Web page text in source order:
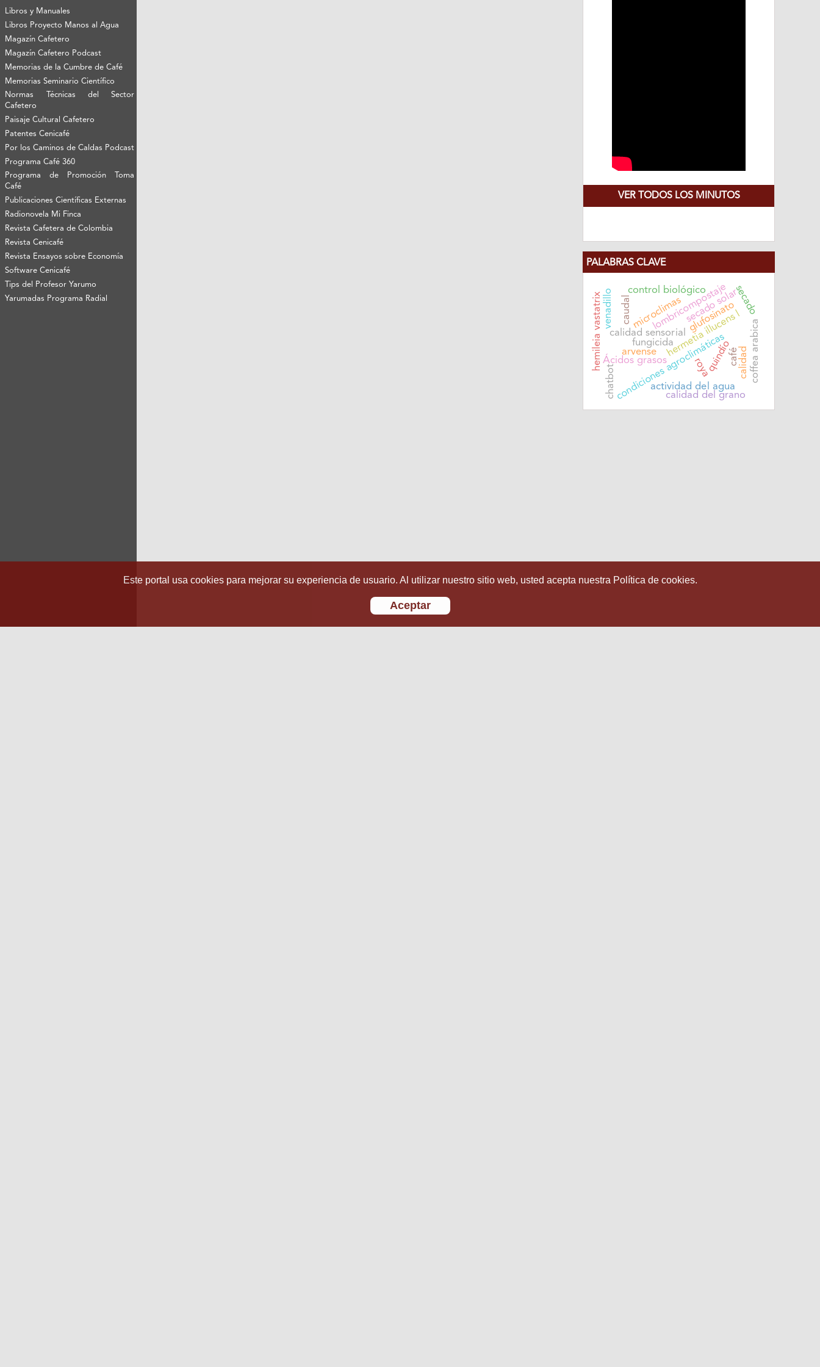
Libros y Manuales
Libros Proyecto Manos al Agua
Magazín Cafetero
Magazín Cafetero Podcast
Memorias de la Cumbre de Café
Memorias Seminario Científico
Normas Técnicas del Sector
Cafetero
Paisaje Cultural Cafetero
Patentes Cenicafé
Por los Caminos de Caldas Podcast
Programa Café 360
Programa de Promoción Toma
Café
Publicaciones Científicas Externas
Radionovela Mi Finca
Revista Cafetera de Colombia
Revista Cenicafé
Revista Ensayos sobre Economía
Software Cenicafé
Tips del Profesor Yarumo
Yarumadas Programa Radial
VER TODOS LOS MINUTOS
PALABRAS CLAVE
Ácidos grasos
condiciones agroclimáticas
calidad sensorial
quindío
hermetia illucens l
lombricompostaje
roya
hemileia vastatrix fungicida
chatbot
microclimas
actividad del agua
calidad del grano
café
arvense
venadillo glufosinato
control biológico
calidad
caudal
coffea arabica
secado solarsecado
Este portal usa cookies para mejorar su experiencia de usuario. Al utilizar nuestro sitio web, usted acepta nuestra Política de cookies.
Aceptar